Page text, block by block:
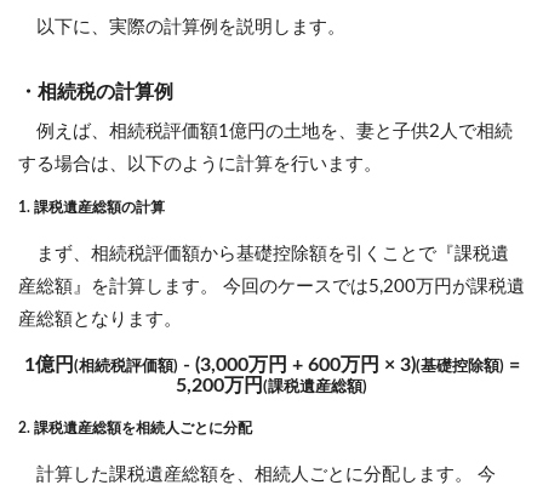
以下に、実際の計算例を説明します。
・相続税の計算例
例えば、相続税評価額1億円の土地を、妻と子供2人で相続
する場合は、以下のように計算を行います。
1. 課税遺産総額の計算
まず、相続税評価額から基礎控除額を引くことで『課税遺
産総額』を計算します。 今回のケースでは5,200万円が課税遺
産総額となります。
1億円 (相続税評価額) - (3,000万円 + 600万円 × 3)(基礎控除額) =
5,200万円 (課税遺産総額)
2. 課税遺産総額を相続人ごとに分配
計算した課税遺産総額を、相続人ごとに分配します。 今